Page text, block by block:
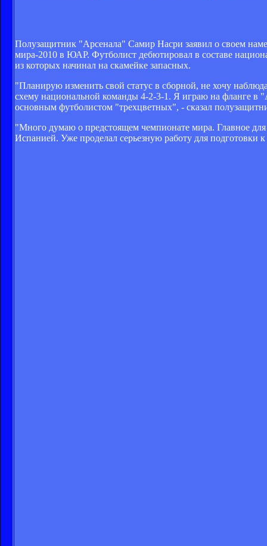
Полузащитник "Арсенала" Самир Насри заявил о своем
мира-2010 в ЮАР. Футболист дебютировал в составе
из которых начинал на скамейке запасных.
"Планирую изменить свой статус в сборной, не хочу
схему национальной команды 4-2-3-1. Я играю на фланге в
основным футболистом "трехцветных", - сказал
"Много думаю о предстоящем чемпионате мира. Главное
Испанией. Уже проделал серьезную работу для подготовки